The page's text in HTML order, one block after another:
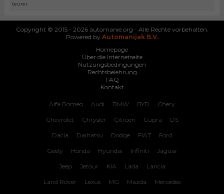
teurer.
Copyright © 2015 - 2026 automanie.org - Alle Rechte vorbehalten.
Powered by Automanijak B.V.
Homepage
Über die Internetseite
Nutzungsbedingungen
Rechtsbelehrung
FAQ
Kontakt
Alfa Romeo Audi BMW BYD Chery
Chevrolet Chrysler Citroen Cupra DS
Dacia Daihatsu Dodge FIAT Ford
Geely Honda Hyundai Infiniti Jaguar
Jeep Jetour KIA Lada Lancia
Land Rover Lexus MG Mazda Mercedes